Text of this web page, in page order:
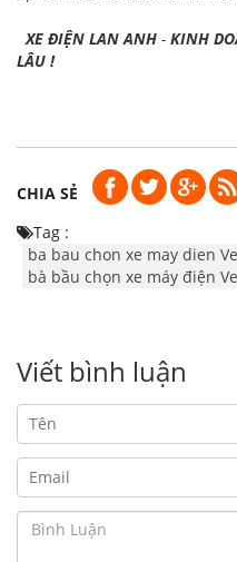
XE ĐIỆN LAN ANH - KINH
LÂU !
CHIA SẺ
Tag :
ba bau chon xe may dien
bà bầu chọn xe máy điện
Viết bình luận